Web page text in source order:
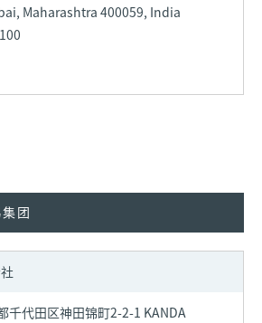
Maharashtra 400059, India
团
千代田区神田锦町2-2-1 KANDA